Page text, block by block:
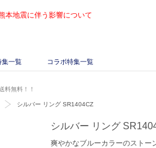
本地震に伴う影響について
集一覧 コラボ特集一覧
料無料！！
シルバー リング SR1404CZ
シルバー リング
爽やかなブルーカラーのストー